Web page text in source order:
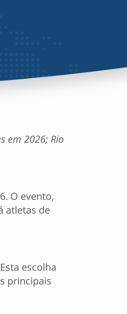
em 2026; Rio
O evento,
atletas de
escolha
principais